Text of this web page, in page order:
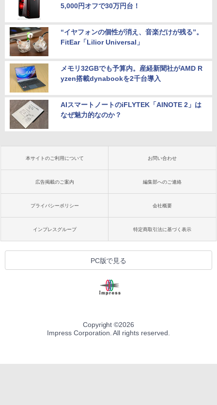
5,000円オフで30万円台！
“イヤフォンの個性が消え、音楽だけが残る”。
FitEar「Lilior Universal」
メモリ32GBでも予算内。産経新聞社がAMD R
yzen搭載dynabookを2千台導入
AIスマートノートのiFLYTEK「AINOTE 2」は
なぜ魅力的なのか？
本サイトのご利用について お問い合わせ
広告掲載のご案内 編集部へのご連絡
プライバシーポリシー 会社概要
インプレスグループ 特定商取引法に基づく表示
PC版で見る
Copyright ©2026
Impress Corporation. All rights reserved.